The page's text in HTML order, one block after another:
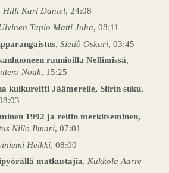
Hilli Karl Daniel, 24:08
Tapio Matti Juha, 08:11
, Sietiö Oskari, 03:45
raunioilla Nellimissä,
Noak, 15:25
kulkureitti Jäämerelle, Siirin suku,
1992 ja reitin merkitseminen,
Niilo Ilmari, 07:01
Heikki, 08:00
matkustajia, Kukkola Aarre